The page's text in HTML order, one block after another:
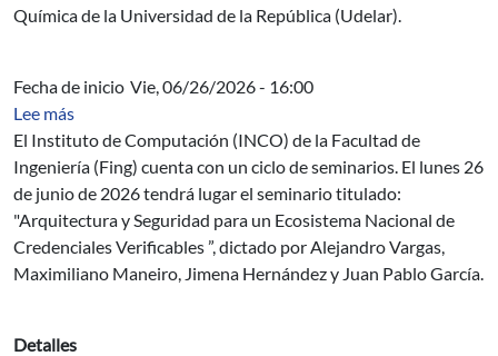
Química de la Universidad de la República (Udelar).
Fecha de inicio Vie, 06/26/2026 - 16:00
Lee mássobre Seminario del INCO: Arquitectura y Seguridad
El Instituto de Computación (INCO) de la Facultad de
Ingeniería (Fing) cuenta con un ciclo de seminarios. El lunes 26
de junio de 2026 tendrá lugar el seminario titulado:
"Arquitectura y Seguridad para un Ecosistema Nacional de
Credenciales Verificables ”, dictado por Alejandro Vargas,
Maximiliano Maneiro, Jimena Hernández y Juan Pablo García.
Detalles